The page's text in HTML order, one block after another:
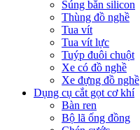
Súng bắn silicon
Thùng đồ nghề
Tua vít
Tua vít lực
Tuýp đuôi chuột
Xe có đồ nghề
Xe đựng đồ nghề
Dụng cụ cắt gọt cơ khí
Bàn ren
Bộ lã ống đồng